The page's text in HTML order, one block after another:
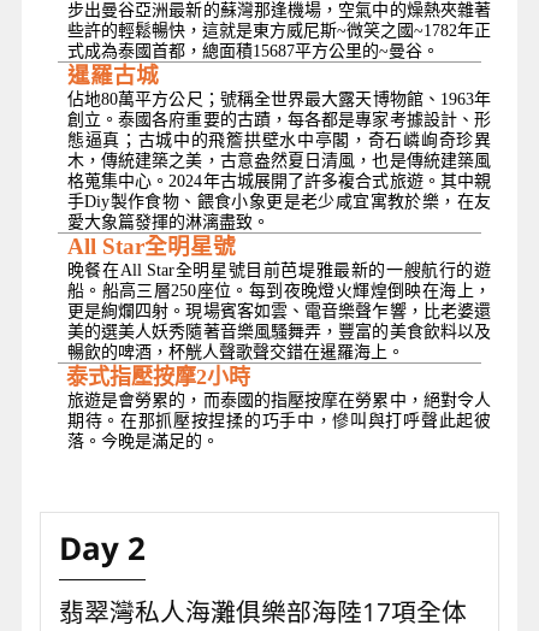
步出曼谷亞洲最新的蘇灣那逢機場，空氣中的燥熱夾雜著
些許的輕鬆暢快，這就是東方威尼斯~微笑之國~1782年正
式成為泰國首都，總面積15687平方公里的~曼谷。
暹羅古城
佔地80萬平方公尺；號稱全世界最大露天博物館、1963年
創立。泰國各府重要的古蹟，每各都是專家考據設計、形
態逼真；古城中的飛簷拱壁水中亭閣，奇石嶙峋奇珍異
木，傳統建築之美，古意盎然夏日清風，也是傳統建築風
格蒐集中心。2024年古城展開了許多複合式旅遊。其中親
手Diy製作食物、餵食小象更是老少咸宜寓教於樂，在友
愛大象篇發揮的淋漓盡致。
All Star全明星號
晚餐在All Star全明星號目前芭堤雅最新的一艘航行的遊
船。船高三層250座位。每到夜晚燈火輝煌倒映在海上，
更是絢爛四射。現場賓客如雲、電音樂聲乍響，比老婆還
美的選美人妖秀隨著音樂風騷舞弄，豐富的美食飲料以及
暢飲的啤酒，杯觥人聲歌聲交錯在暹羅海上。
泰式指壓按摩2小時
旅遊是會勞累的，而泰國的指壓按摩在勞累中，絕對令人
期待。在那抓壓按捏揉的巧手中，慘叫與打呼聲此起彼
落。今晚是滿足的。
Day 2
翡翠灣私人海灘俱樂部海陸17項全体